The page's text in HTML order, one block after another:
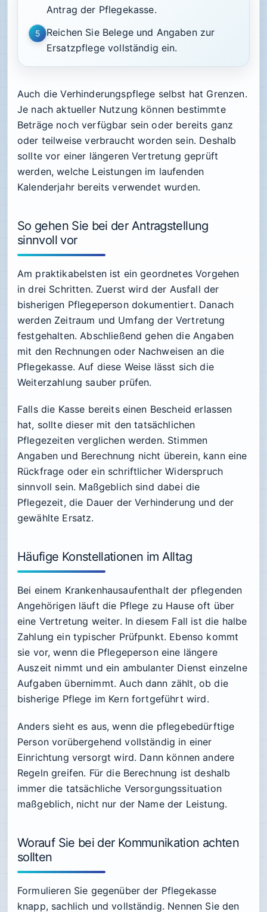
Antrag der Pflegekasse.
5
Reichen Sie Belege und Angaben zur
Ersatzpflege vollständig ein.
Auch die Verhinderungspflege selbst hat Grenzen.
Je nach aktueller Nutzung können bestimmte
Beträge noch verfügbar sein oder bereits ganz
oder teilweise verbraucht worden sein. Deshalb
sollte vor einer längeren Vertretung geprüft
werden, welche Leistungen im laufenden
Kalenderjahr bereits verwendet wurden.
So gehen Sie bei der Antragstellung
sinnvoll vor
Am praktikabelsten ist ein geordnetes Vorgehen
in drei Schritten. Zuerst wird der Ausfall der
bisherigen Pflegeperson dokumentiert. Danach
werden Zeitraum und Umfang der Vertretung
festgehalten. Abschließend gehen die Angaben
mit den Rechnungen oder Nachweisen an die
Pflegekasse. Auf diese Weise lässt sich die
Weiterzahlung sauber prüfen.
Falls die Kasse bereits einen Bescheid erlassen
hat, sollte dieser mit den tatsächlichen
Pflegezeiten verglichen werden. Stimmen
Angaben und Berechnung nicht überein, kann eine
Rückfrage oder ein schriftlicher Widerspruch
sinnvoll sein. Maßgeblich sind dabei die
Pflegezeit, die Dauer der Verhinderung und der
gewählte Ersatz.
Häufige Konstellationen im Alltag
Bei einem Krankenhausaufenthalt der pflegenden
Angehörigen läuft die Pflege zu Hause oft über
eine Vertretung weiter. In diesem Fall ist die halbe
Zahlung ein typischer Prüfpunkt. Ebenso kommt
sie vor, wenn die Pflegeperson eine längere
Auszeit nimmt und ein ambulanter Dienst einzelne
Aufgaben übernimmt. Auch dann zählt, ob die
bisherige Pflege im Kern fortgeführt wird.
Anders sieht es aus, wenn die pflegebedürftige
Person vorübergehend vollständig in einer
Einrichtung versorgt wird. Dann können andere
Regeln greifen. Für die Berechnung ist deshalb
immer die tatsächliche Versorgungssituation
maßgeblich, nicht nur der Name der Leistung.
Worauf Sie bei der Kommunikation achten
sollten
Formulieren Sie gegenüber der Pflegekasse
knapp, sachlich und vollständig. Nennen Sie den